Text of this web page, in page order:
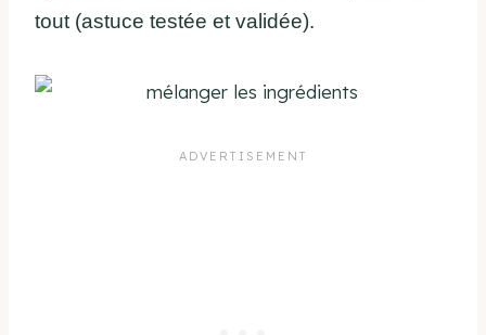
tout (astuce testée et validée).